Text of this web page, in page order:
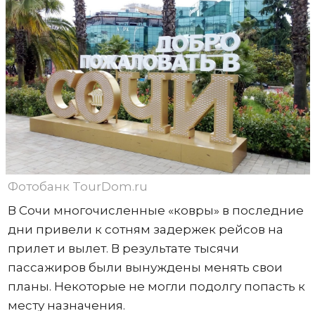
Фотобанк TourDom.ru
В Сочи многочисленные «ковры» в последние
дни привели к сотням задержек рейсов на
прилет и вылет. В результате тысячи
пассажиров были вынуждены менять свои
планы. Некоторые не могли подолгу попасть к
месту назначения.